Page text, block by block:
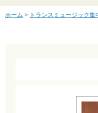
ホーム > トランスミュージック集